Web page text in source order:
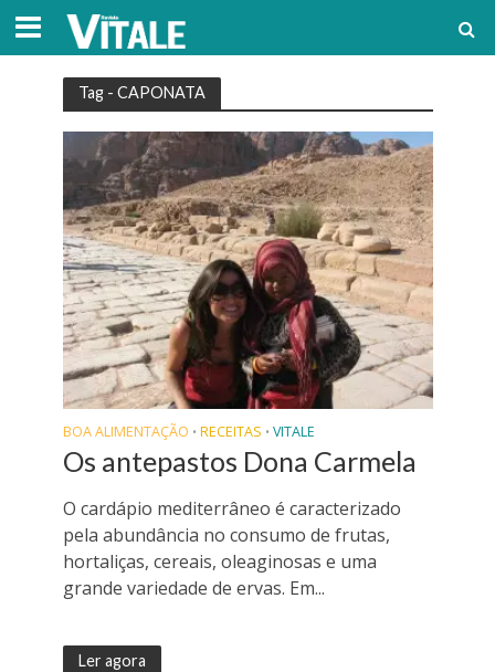
Tag - CAPONATA
BOA ALIMENTAÇÃO • RECEITAS • VITALE
Os antepastos Dona Carmela
O cardápio mediterrâneo é caracterizado
pela abundância no consumo de frutas,
hortaliças, cereais, oleaginosas e uma
grande variedade de ervas. Em...
Ler agora